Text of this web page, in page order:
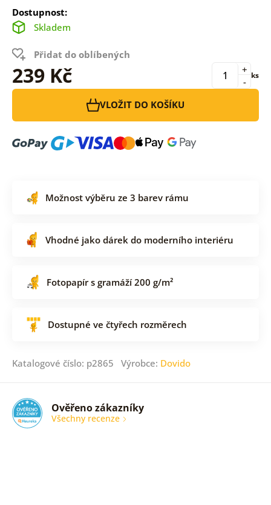
Dostupnost:
Skladem
Přidat do oblíbených
239 Kč -
+ ks
VLOŽIT DO KOŠÍKU
Možnost výběru ze 3 barev rámu
Vhodné jako dárek do moderního interiéru
Fotopapír s gramáží 200 g/m²
Dostupné ve čtyřech rozměrech
Katalogové číslo: p2865 Výrobce: Dovido
Ověřeno zákazníky
Všechny recenze